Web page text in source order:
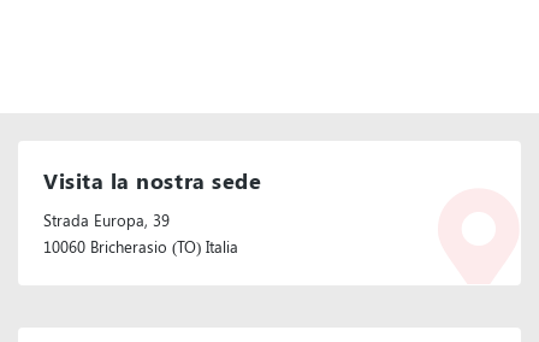
Visita la nostra sede
Strada Europa, 39
10060 Bricherasio (TO) Italia